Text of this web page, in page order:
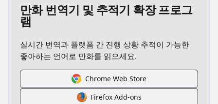
만화 번역기 및 추적기 확장 프로그
램
실시간 번역과 플랫폼 간 진행 상황 추적이 가능한
좋아하는 언어로 만화를 읽으세요.
Chrome Web Store
Firefox Add-ons